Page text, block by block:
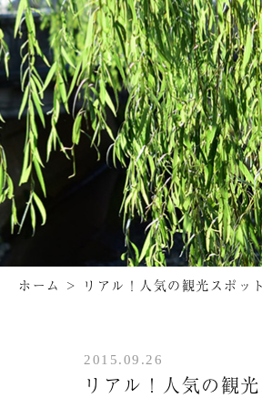
ホーム > リアル！人気の観光スポッ
2015.09.26
リアル！人気の観